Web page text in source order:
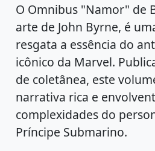
O Omnibus "Namor" de
arte de John Byrne, é
resgata a essência do
icônico da Marvel.
de coletânea, este
narrativa rica e
complexidades do
Príncipe Submarino.